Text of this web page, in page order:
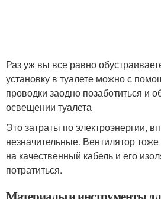
Раз уж вы все равно
установку в туалете можно с
проводки заодно позаботиться и
освещении туалета
Это затраты по электроэнергии,
незначительные. Вентилятор тоже
на качественный кабель и его
потратиться.